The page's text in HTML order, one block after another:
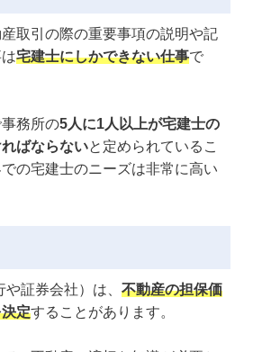
産取引の際の重要事項の説明や記
宅建士にしかできない仕事で
務所の5人に1人以上が宅建士の
ばならないと定められているこ
の宅建士のニーズは非常に高い
証券会社）は、 不動産の担保価
定することがあります。